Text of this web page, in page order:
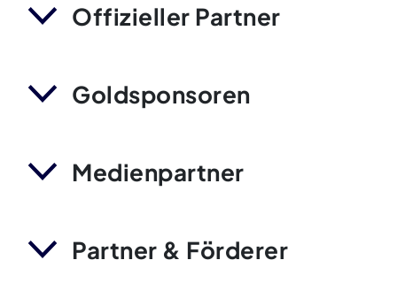
Offizieller Partner
Goldsponsoren
Medienpartner
Partner & Förderer